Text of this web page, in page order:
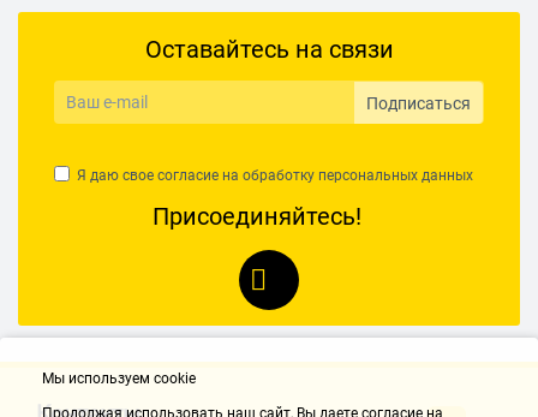
Габариты и вес
Оставайтесь на связи
Подписаться
Я даю свое согласие на обработку персональных данных
Присоединяйтесь!
Мы используем cookie
Продолжая использовать наш cайт, Вы даете согласие на